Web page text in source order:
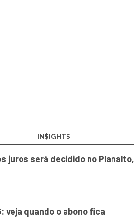
IN$IGHTS
juros será decidido no Planalto,
veja quando o abono fica